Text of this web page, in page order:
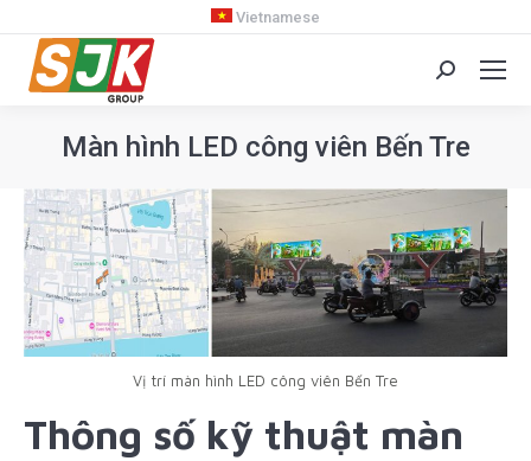
Vietnamese
Search:
Màn hình LED công viên Bến Tre
You are here:
Vị trí màn hình LED công viên Bến Tre
Thông số kỹ thuật màn